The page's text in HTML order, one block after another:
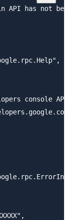
API has not
console